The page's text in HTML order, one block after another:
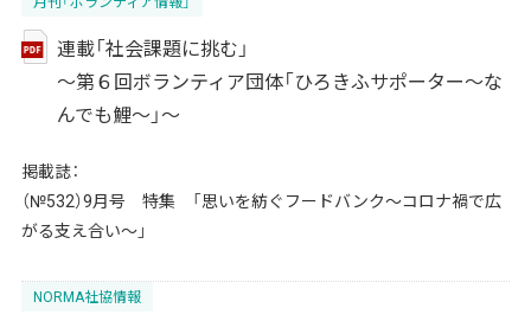
連載「社会課題に挑む」
～第６回ボランティア団体「ひろきふサポーター～な
んでも鯉～」～
掲載誌：
（№532）9月号 特集 「思いを紡ぐフードバンク～コロナ禍で広
がる支え合い～」
NORMA社協情報